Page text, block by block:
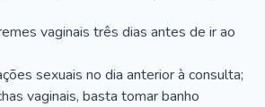
vaginais três dias antes de ir ao
sexuais no dia anterior à consulta;
vaginais, basta tomar banho